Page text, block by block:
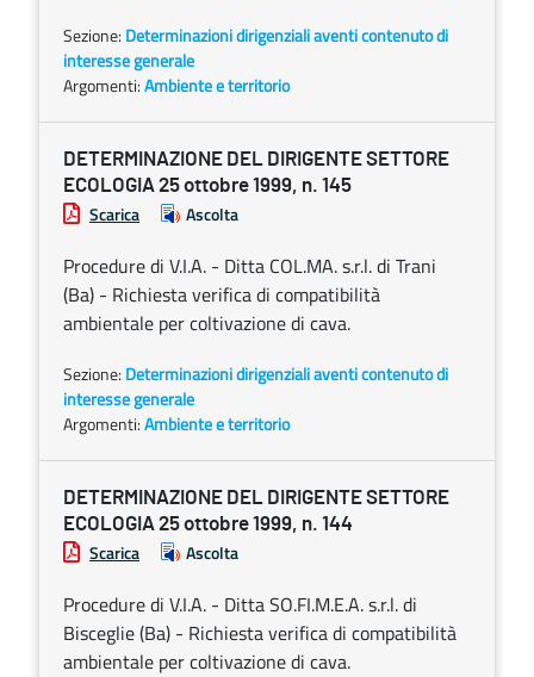
Sezione: Determinazioni dirigenziali aventi contenuto di
interesse generale
Argomenti:Ambiente e territorio
DETERMINAZIONE DEL DIRIGENTE SETTORE
ECOLOGIA 25 ottobre 1999, n. 145
Scarica Ascolta
Procedure di V.I.A. - Ditta COL.MA. s.r.l. di Trani
(Ba) - Richiesta verifica di compatibilità
ambientale per coltivazione di cava.
Sezione: Determinazioni dirigenziali aventi contenuto di
interesse generale
Argomenti:Ambiente e territorio
DETERMINAZIONE DEL DIRIGENTE SETTORE
ECOLOGIA 25 ottobre 1999, n. 144
Scarica Ascolta
Procedure di V.I.A. - Ditta SO.FI.M.E.A. s.r.l. di
Bisceglie (Ba) - Richiesta verifica di compatibilità
ambientale per coltivazione di cava.